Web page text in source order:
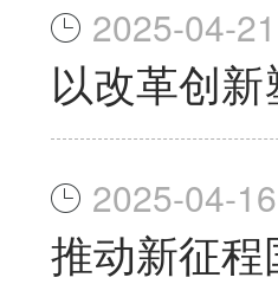
2025-04-21
以改革创
2025-04-16
推动新征